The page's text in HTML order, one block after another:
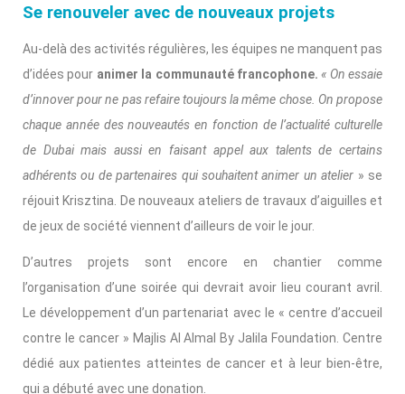
Se renouveler avec de nouveaux projets
Au-delà des activités régulières, les équipes ne manquent pas
d’idées pour animer la communauté francophone. « On essaie
d’innover pour ne pas refaire toujours la même chose. On propose
chaque année des nouveautés en fonction de l’actualité culturelle
de Dubai mais aussi en faisant appel aux talents de certains
adhérents ou de partenaires qui souhaitent animer un atelier » se
réjouit Krisztina. De nouveaux ateliers de travaux d’aiguilles et
de jeux de société viennent d’ailleurs de voir le jour.
D’autres projets sont encore en chantier comme
l’organisation d’une soirée qui devrait avoir lieu courant avril.
Le développement d’un partenariat avec le « centre d’accueil
contre le cancer » Majlis Al Almal By Jalila Foundation. Centre
dédié aux patientes atteintes de cancer et à leur bien-être,
qui a débuté avec une donation.